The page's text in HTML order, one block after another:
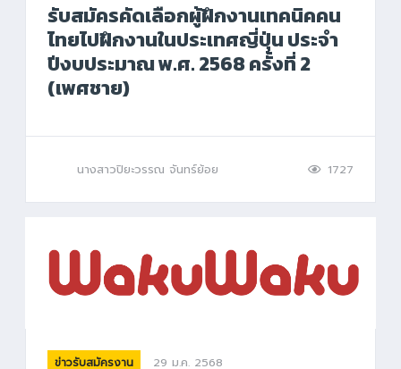
รับสมัครคัดเลือกผู้ฝึกงานเทคนิคคน
ไทยไปฝึกงานในประเทศญี่ปุ่น ประจำ
ปีงบประมาณ พ.ศ. 2568 ครั้งที่ 2
(เพศชาย)
นางสาวปิยะวรรณ จันทร์ย้อย 1727
ข่าวรับสมัครงาน 29 ม.ค. 2568